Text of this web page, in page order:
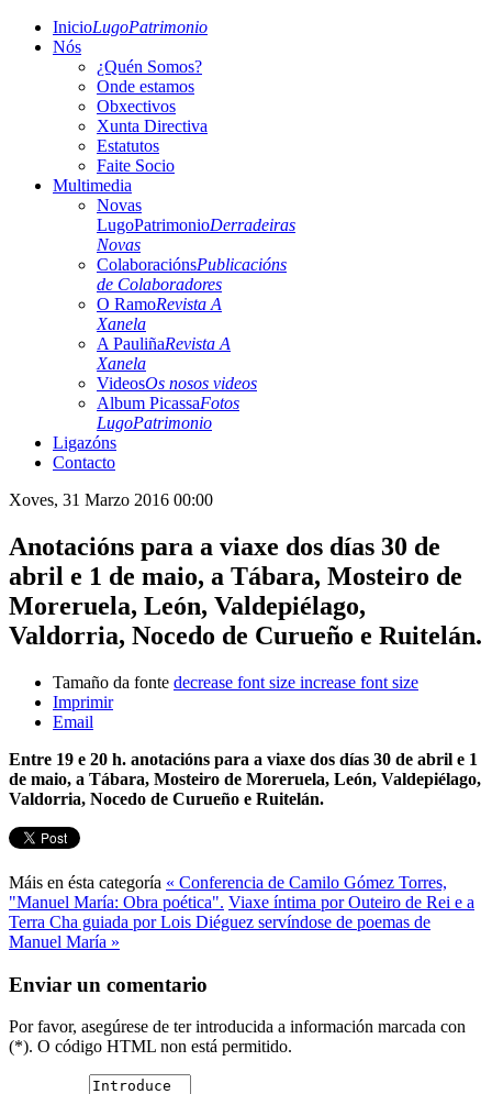
InicioLugoPatrimonio
Nós
¿Quén Somos?
Onde estamos
Obxectivos
Xunta Directiva
Estatutos
Faite Socio
Multimedia
Novas
LugoPatrimonioDerradeiras
Novas
ColaboraciónsPublicacións
de Colaboradores
O RamoRevista A
Xanela
A PauliñaRevista A
Xanela
VideosOs nosos videos
Album PicassaFotos
LugoPatrimonio
Ligazóns
Contacto
Xoves, 31 Marzo 2016 00:00
Anotacións para a viaxe dos días 30 de
abril e 1 de maio, a Tábara, Mosteiro de
Moreruela, León, Valdepiélago,
Valdorria, Nocedo de Curueño e Ruitelán.
Tamaño da fonte decrease font size increase font size
Imprimir
Email
Entre 19 e 20 h. anotacións para a viaxe dos días 30 de abril e 1
de maio, a Tábara, Mosteiro de Moreruela, León, Valdepiélago,
Valdorria, Nocedo de Curueño e Ruitelán.
Máis en ésta categoría « Conferencia de Camilo Gómez Torres,
"Manuel María: Obra poética". Viaxe íntima por Outeiro de Rei e a
Terra Cha guiada por Lois Diéguez servíndose de poemas de
Manuel María »
Enviar un comentario
Por favor, asegúrese de ter introducida a información marcada con
(*). O código HTML non está permitido.